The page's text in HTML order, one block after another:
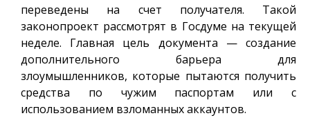
переведены на счет получателя. Такой
законопроект рассмотрят в Госдуме на текущей
неделе. Главная цель документа — создание
дополнительного барьера для
злоумышленников, которые пытаются получить
средства по чужим паспортам или с
использованием взломанных аккаунтов.